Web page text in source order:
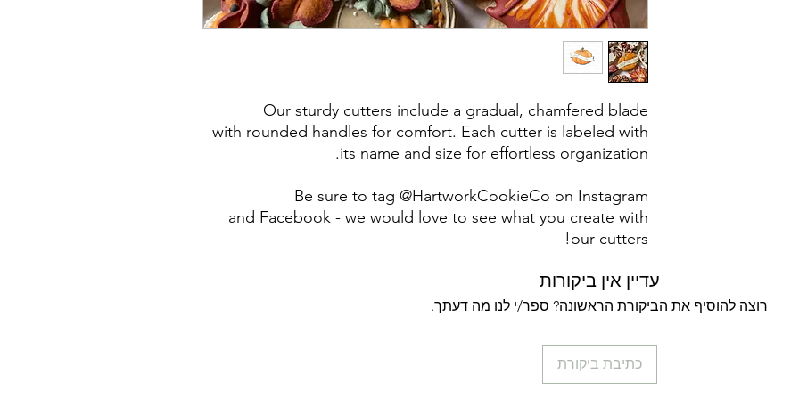
Our sturdy cutters include a gradual, chamfered blade
with rounded handles for comfort. Each cutter is labeled with
its name and size for effortless organization.
Be sure to tag @HartworkCookieCo on Instagram
and Facebook - we would love to see what you create with
our cutters!
returns,
עדיין אין ביקורות
רוצה להוסיף את הביקורת הראשונה? ספר/י לנו מה דעתך.
כתיבת ביקורת